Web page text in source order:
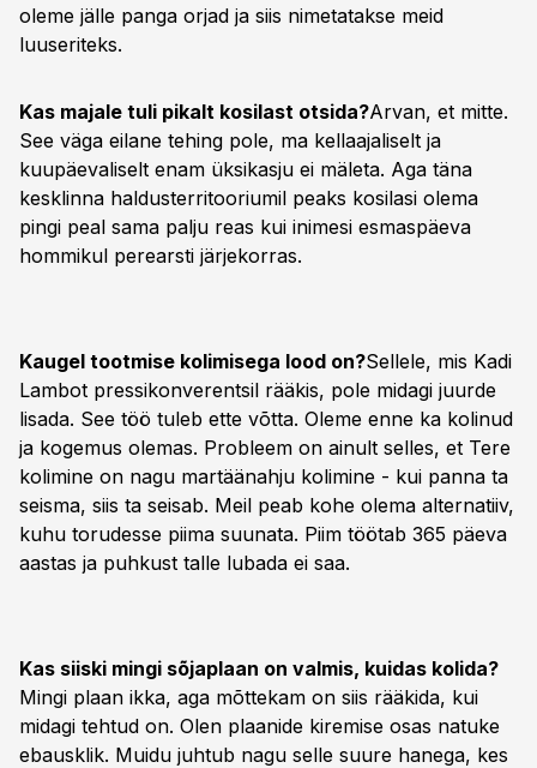
oleme jälle panga orjad ja siis nimetatakse meid
luuseriteks.
Kas majale tuli pikalt kosilast otsida?Arvan, et mitte.
See väga eilane tehing pole, ma kellaajaliselt ja
kuupäevaliselt enam üksikasju ei mäleta. Aga täna
kesklinna haldusterritooriumil peaks kosilasi olema
pingi peal sama palju reas kui inimesi esmaspäeva
hommikul perearsti järjekorras.
Kaugel tootmise kolimisega lood on?Sellele, mis Kadi
Lambot pressikonverentsil rääkis, pole midagi juurde
lisada. See töö tuleb ette võtta. Oleme enne ka kolinud
ja kogemus olemas. Probleem on ainult selles, et Tere
kolimine on nagu martäänahju kolimine - kui panna ta
seisma, siis ta seisab. Meil peab kohe olema alternatiiv,
kuhu torudesse piima suunata. Piim töötab 365 päeva
aastas ja puhkust talle lubada ei saa.
Kas siiski mingi sõjaplaan on valmis, kuidas kolida?
Mingi plaan ikka, aga mõttekam on siis rääkida, kui
midagi tehtud on. Olen plaanide kiremise osas natuke
ebausklik. Muidu juhtub nagu selle suure hanega, kes